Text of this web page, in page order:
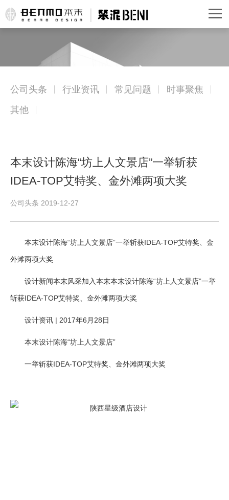
公司头条 行业资讯 常见问题
时事聚焦
其他
本末设计陈海“坊上人文景店”一举斩获
IDEA-TOP艾特奖、金外滩两项大奖
公司头条 2019-12-27
本末设计陈海“坊上人文景店”一举斩获IDEA-TOP艾特奖、金
外滩两项大奖
设计新闻本末风采加入本末本末设计陈海“坊上人文景店”一举
斩获IDEA-TOP艾特奖、金外滩两项大奖
设计资讯 | 2017年6月28日
本末设计陈海“坊上人文景店”
一举斩获IDEA-TOP艾特奖、金外滩两项大奖